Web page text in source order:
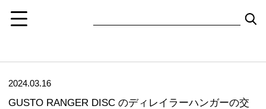
2024.03.16
GUSTO RANGER DISC のディレイラーハンガーの交